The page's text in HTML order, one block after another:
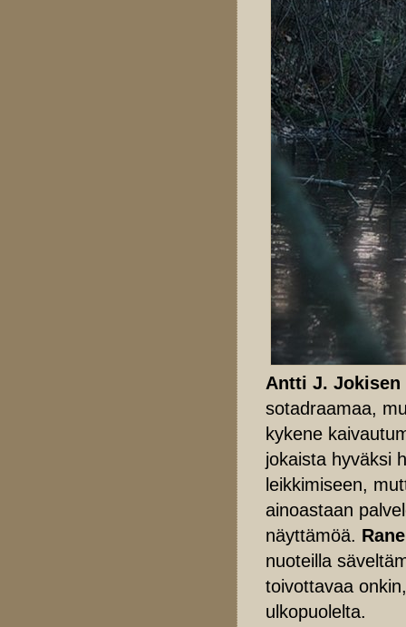
Antti J. Jokisen
sotadraamaa,
kykene
jokaista hyväksi
leikkimiseen,
ainoastaan
näyttämöä.
nuoteilla
toivottavaa
ulkopuolelta.